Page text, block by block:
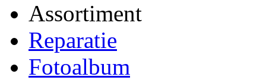
Assortiment
Reparatie
Fotoalbum